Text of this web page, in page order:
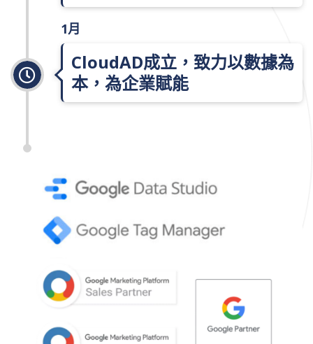
1月
CloudAD成立，致力以數據為
本，為企業賦能